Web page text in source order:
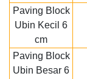
Paving Block
Ubin Kecil 6
cm
Paving Block
Ubin Besar 6